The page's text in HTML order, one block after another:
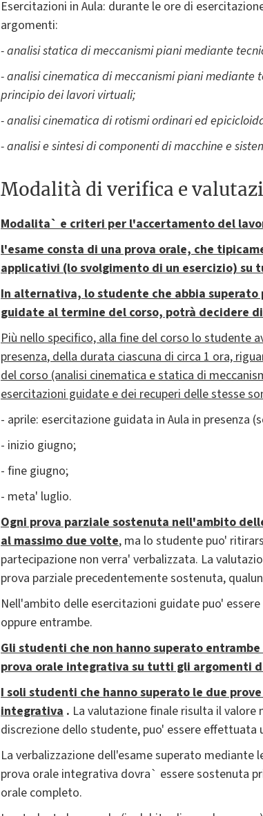
Esercitazioni in Aula: durante le ore di
argomenti:
- analisi statica di meccanismi piani mediante
- analisi cinematica di meccanismi piani
principio dei lavori virtuali;
- analisi cinematica di rotismi ordinari ed
- analisi e sintesi di componenti di macchine e
Modalità di verifica e
Modalita` e criteri per l'accertamento del
l'esame consta di una prova orale,che
applicativi (lo svolgimento di un esercizio)su
In alternativa, lo studente che abbia
guidate al termine del corso, potrà decidere
Più nello specifico,alla fine del corso lo studente
presenza, della durata ciascuna di circa 1 ora,
del corso (analisi cinematica e statica di
esercitazioni guidate e dei recuperi delle stesse
- aprile: esercitazione guidata in Aula in presenza
- inizio giugno;
- fine giugno;
- meta' luglio.
Ogni prova parziale sostenuta nell'ambito
al massimo due volte, ma lo studente puo'
partecipazione non verra' verbalizzata. La
prova parziale precedentemente sostenuta,
Nell'ambito delle esercitazioni guidate puo'
oppure entrambe.
Gli studenti che non hanno superato
prova orale integrativa su tutti gli argomenti
I soli studenti che hanno superato le due
integrativa . La valutazione finale risulta il
discrezione dello studente, puo' essere effettuata
La verbalizzazione dell'esame superato
prova orale integrativa dovra` essere sostenuta
orale completo.